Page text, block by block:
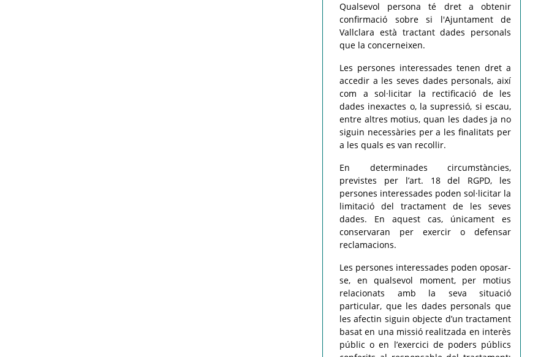
Qualsevol persona té dret a obtenir
confirmació sobre si l'Ajuntament de
Vallclara està tractant dades personals
que la concerneixen.
Les persones interessades tenen dret a
accedir a les seves dades personals, així
com a sol·licitar la rectificació de les
dades inexactes o, la supressió, si escau,
entre altres motius, quan les dades ja no
siguin necessàries per a les finalitats per
a les quals es van recollir.
En determinades circumstàncies,
previstes per l’art. 18 del RGPD, les
persones interessades poden sol·licitar la
limitació del tractament de les seves
dades. En aquest cas, únicament es
conservaran per exercir o defensar
reclamacions.
Les persones interessades poden oposar-
se, en qualsevol moment, per motius
relacionats amb la seva situació
particular, que les dades personals que
les afectin siguin objecte d’un tractament
basat en una missió realitzada en interès
públic o en l’exercici de poders públics